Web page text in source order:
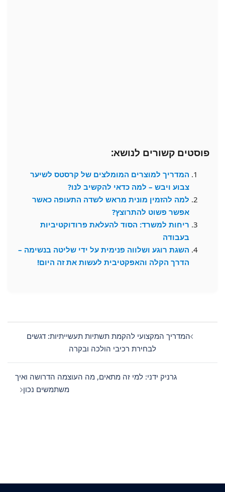
פוסטים קשורים לנושא:
המדריך למוצרים המומלצים של קרסטס לשיער
צבוע ויבש – למה כדאי להקשיב לנו?
למה להזמין מונית מראש לשדה התעופה כאשר
אפשר פשוט להתרוצץ?
ריחות למשרד: הסוד להעלאת פרודוקטיביות
בעבודה
השגת רוגע ושלווה פנימית על ידי שליטה בנשימה –
הדרך הקלה והאפקטיבית לעשות את זה היום!
navigationהמדריך המקצועי להקמת תשתיות תעשייתיות: דגשים
לבחירת רכיבי הולכה ובקרה
גרניק ידני: למי זה מתאים, מה העוצמה הדרושה ואיך
משתמשים נכון